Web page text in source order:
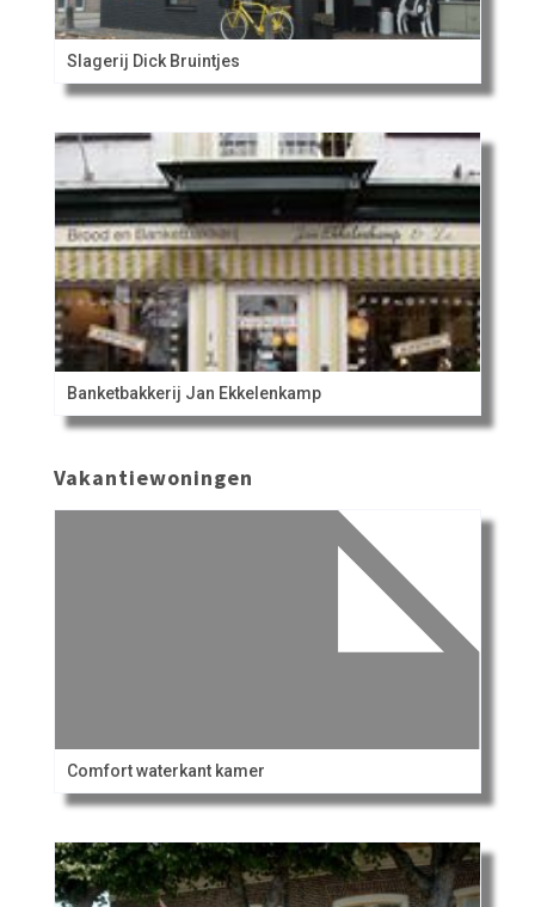
Slagerij Dick Bruintjes
Banketbakkerij Jan Ekkelenkamp
Vakantiewoningen
Comfort waterkant kamer